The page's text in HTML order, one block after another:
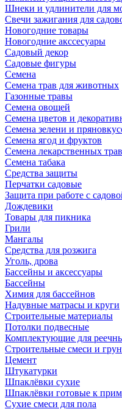
Шнеки и удлинители для
Свечи зажигания для
Новогодние товары
Новогодние акссесуары
Садовый декор
Садовые фигуры
Семена
Семена трав для животных
Газонные травы
Семена овощей
Семена цветов и
Семена зелени и
Семена ягод и фруктов
Семена лекарственных трав
Семена табака
Средства защиты
Перчатки садовые
Защита при работе с
Дождевики
Товары для пикника
Грили
Мангалы
Средства для розжига
Уголь, дрова
Бассейны и аксессуары
Бассейны
Химия для бассейнов
Надувные матрасы и круги
Строительные материалы
Потолки подвесные
Комплектующие для
Строительные смеси и
Цемент
Штукатурки
Шпаклёвки сухие
Шпаклёвки готовые к
Сухие смеси для пола